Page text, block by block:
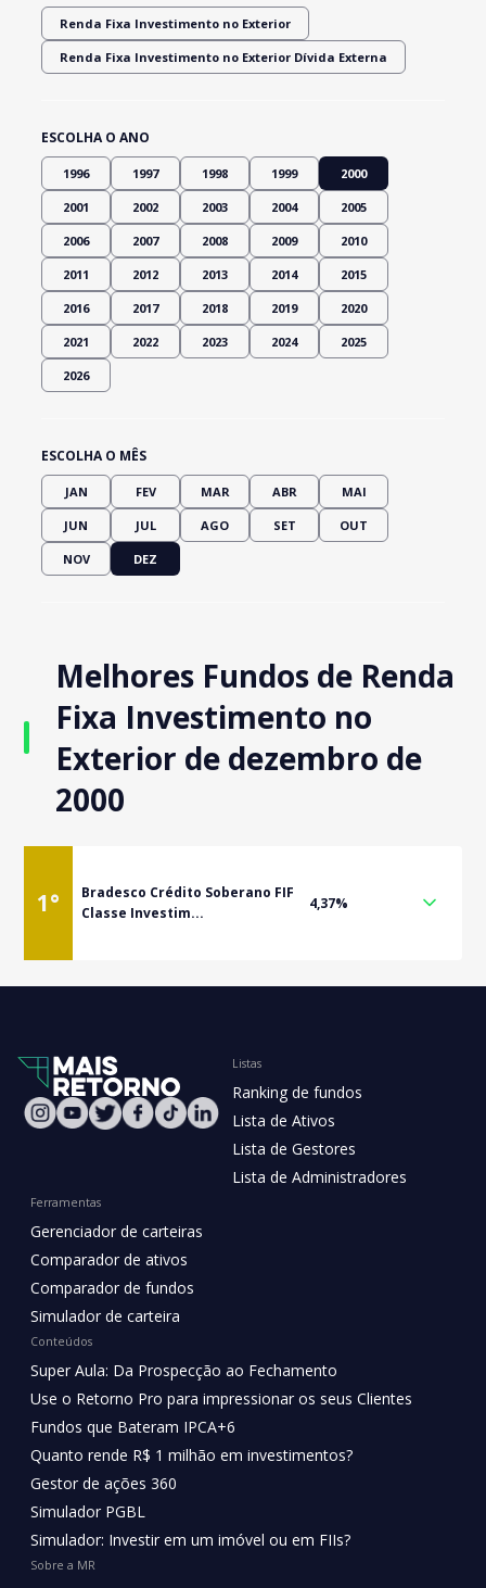
Renda Fixa Investimento no Exterior
Renda Fixa Investimento no Exterior Dívida Externa
ESCOLHA O ANO
1996 1997 1998 1999 2000
2001 2002 2003 2004 2005
2006 2007 2008 2009 2010
2011 2012 2013 2014 2015
2016 2017 2018 2019 2020
2021 2022 2023 2024 2025
2026
ESCOLHA O MÊS
JAN FEV MAR ABR MAI
JUN JUL AGO SET OUT
NOV DEZ
Melhores Fundos de Renda
Fixa Investimento no
Exterior de dezembro de
2000
1°
Bradesco Crédito Soberano FIF
Classe Investim...
4,37%
Listas
Ranking de fundos
Lista de Ativos
Lista de Gestores
Lista de Administradores
Ferramentas
Gerenciador de carteiras
Comparador de ativos
Comparador de fundos
Simulador de carteira
Conteúdos
Super Aula: Da Prospecção ao Fechamento
Use o Retorno Pro para impressionar os seus Clientes
Fundos que Bateram IPCA+6
Quanto rende R$ 1 milhão em investimentos?
Gestor de ações 360
Simulador PGBL
Simulador: Investir em um imóvel ou em FIIs?
Sobre a MR